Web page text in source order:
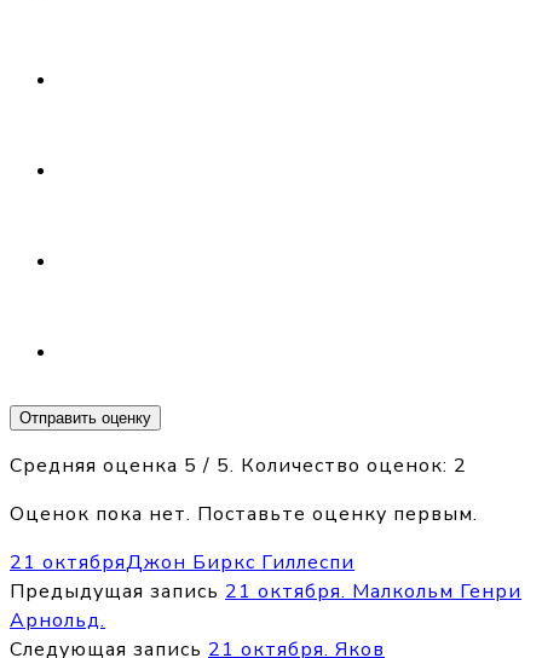
Отправить оценку
Средняя оценка 5 / 5. Количество оценок: 2
Оценок пока нет. Поставьте оценку первым.
21 октябряДжон Биркс Гиллеспи
Предыдущая запись 21 октября. Малкольм Генри
Арнольд.
Следующая запись 21 октября. Яков